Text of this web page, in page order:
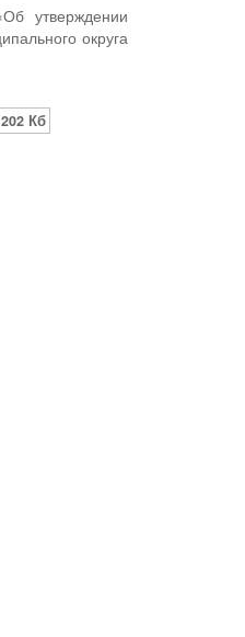
утверждении
округа
202 Кб